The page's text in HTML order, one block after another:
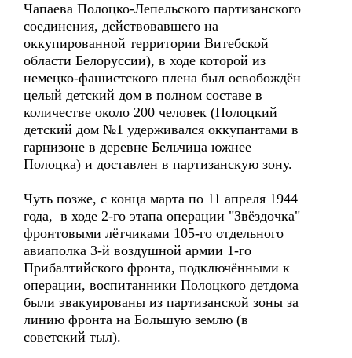
Чапаева Полоцко-Лепельского партизанского
соединения, действовавшего на
оккупированной территории Витебской
области Белоруссии), в ходе которой из
немецко-фашистского плена был освобождён
целый детский дом в полном составе в
количестве около 200 человек (Полоцкий
детский дом №1 удерживался оккупантами в
гарнизоне в деревне Бельчица южнее
Полоцка) и доставлен в партизанскую зону.
Чуть позже, с конца марта по 11 апреля 1944
года, в ходе 2-го этапа операции "Звёздочка"
фронтовыми лётчиками 105-го отдельного
авиаполка 3-й воздушной армии 1-го
Прибалтийского фронта, подключёнными к
операции, воспитанники Полоцкого детдома
были эвакуированы из партизанской зоны за
линию фронта на Большую землю (в
советский тыл).